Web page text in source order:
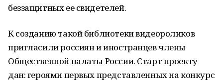
беззащитных ее свидетелей.
К созданию такой библиотеки видеороликов
пригласили россиян и иностранцев члены
Общественной палаты России. Старт проекту
дан: героями первых представленных на конкурс